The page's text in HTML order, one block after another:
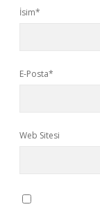
İsim*
E-Posta*
Web Sitesi